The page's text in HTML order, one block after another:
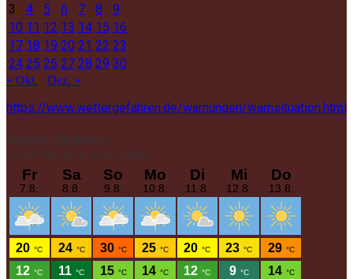
3
4 5 6 7 8
9
10 11 12 13 14 15 16
17 18 19 20 21 22 23
24 25 26 27 28 29 30
« Okt. Dez. »
https://www.wettergefahren.de/warnungen/warnsituation.html